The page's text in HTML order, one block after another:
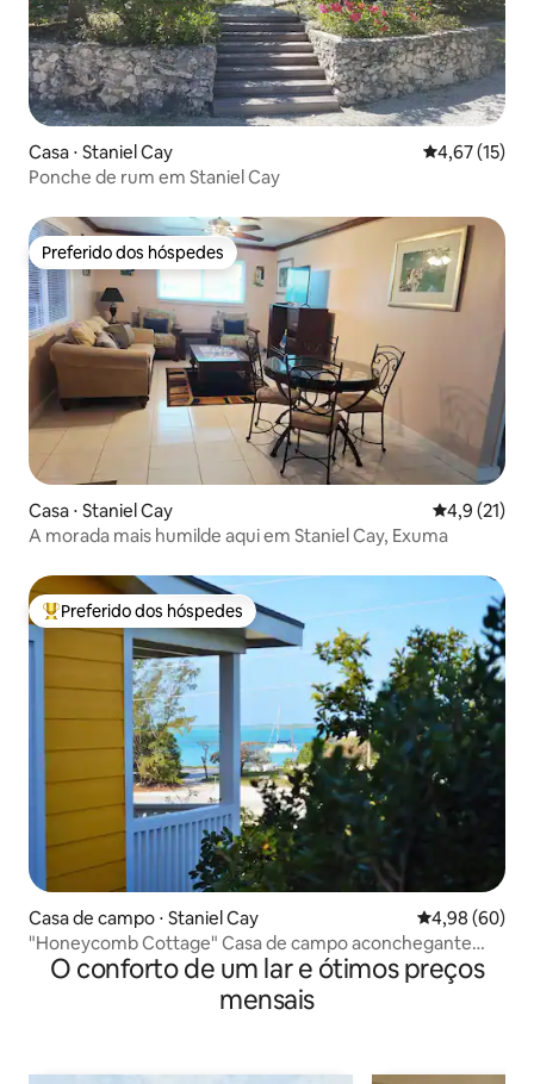
Casa ⋅ Staniel Cay 4,67 de uma
4,67 (15)
Ponche de rum em Staniel Cay
Preferido dos hóspedes
Preferido dos hóspedes
Casa ⋅ Staniel Cay 4,9 de uma
4,9 (21)
A morada mais humilde aqui em Staniel Cay, Exuma
Entre os melhores preferidos dos hóspedes
Preferido dos hóspedes
Casa de campo ⋅ Staniel Cay 4,98 de uma
4,98 (60)
"Honeycomb Cottage" Casa de campo aconchegante
perfeita para 2
O conforto de um lar e ótimos preços
mensais